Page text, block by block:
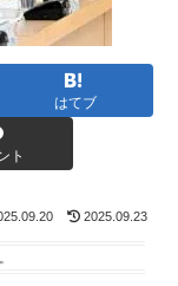
はてブ
ト
2025.09.23